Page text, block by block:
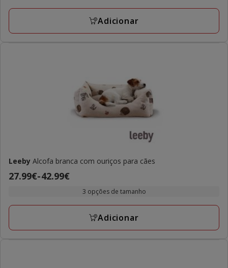
a
44.99€
Adicionar
Leeby Alcofa branca com ouriços para cães
Preço
a
42.99€
27.99€-42.99€
3 opções de tamanho
Adicionar